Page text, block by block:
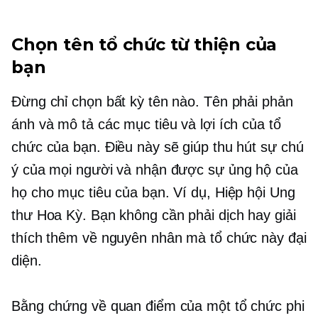
Chọn tên tổ chức từ thiện của
bạn
Đừng chỉ chọn bất kỳ tên nào. Tên phải phản
ánh và mô tả các mục tiêu và lợi ích của tổ
chức của bạn. Điều này sẽ giúp thu hút sự chú
ý của mọi người và nhận được sự ủng hộ của
họ cho mục tiêu của bạn. Ví dụ, Hiệp hội Ung
thư Hoa Kỳ. Bạn không cần phải dịch hay giải
thích thêm về nguyên nhân mà tổ chức này đại
diện.
Bằng chứng về quan điểm của một tổ chức phi